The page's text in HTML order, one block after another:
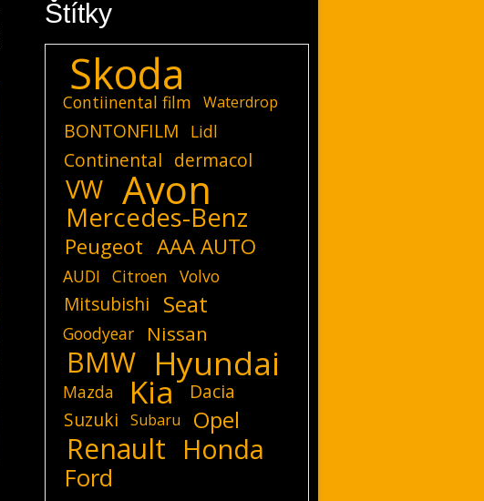
Štítky
Skoda
Contiinental film Waterdrop
BONTONFILM Lidl
Continental dermacol
VW Avon
Mercedes-Benz
Peugeot AAA AUTO
AUDI Citroen Volvo
Mitsubishi Seat
Goodyear Nissan
BMW Hyundai
Mazda Kia
Dacia
Suzuki
Subaru Opel
Renault Honda
Ford